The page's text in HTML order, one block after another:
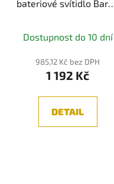
bateriové svítidlo Bartja
Dostupnost do 10 dní
985,12 Kč bez DPH
1 192 Kč
DETAIL